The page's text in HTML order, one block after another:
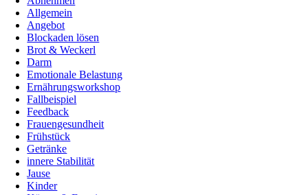
Allgemein
Angebot
Blockaden lösen
Brot & Weckerl
Darm
Emotionale Belastung
Ernährungsworkshop
Fallbeispiel
Feedback
Frauengesundheit
Frühstück
Getränke
innere Stabilität
Jause
Kinder